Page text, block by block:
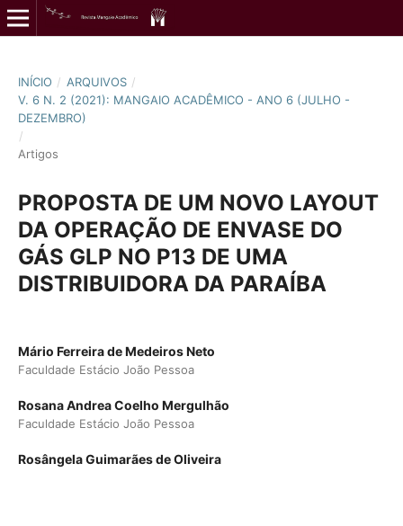
INÍCIO / ARQUIVOS /
V. 6 N. 2 (2021): MANGAIO ACADÊMICO - ANO 6 (JULHO -
DEZEMBRO)
/
Artigos
PROPOSTA DE UM NOVO LAYOUT
DA OPERAÇÃO DE ENVASE DO
GÁS GLP NO P13 DE UMA
DISTRIBUIDORA DA PARAÍBA
Mário Ferreira de Medeiros Neto
Faculdade Estácio João Pessoa
Rosana Andrea Coelho Mergulhão
Faculdade Estácio João Pessoa
Rosângela Guimarães de Oliveira